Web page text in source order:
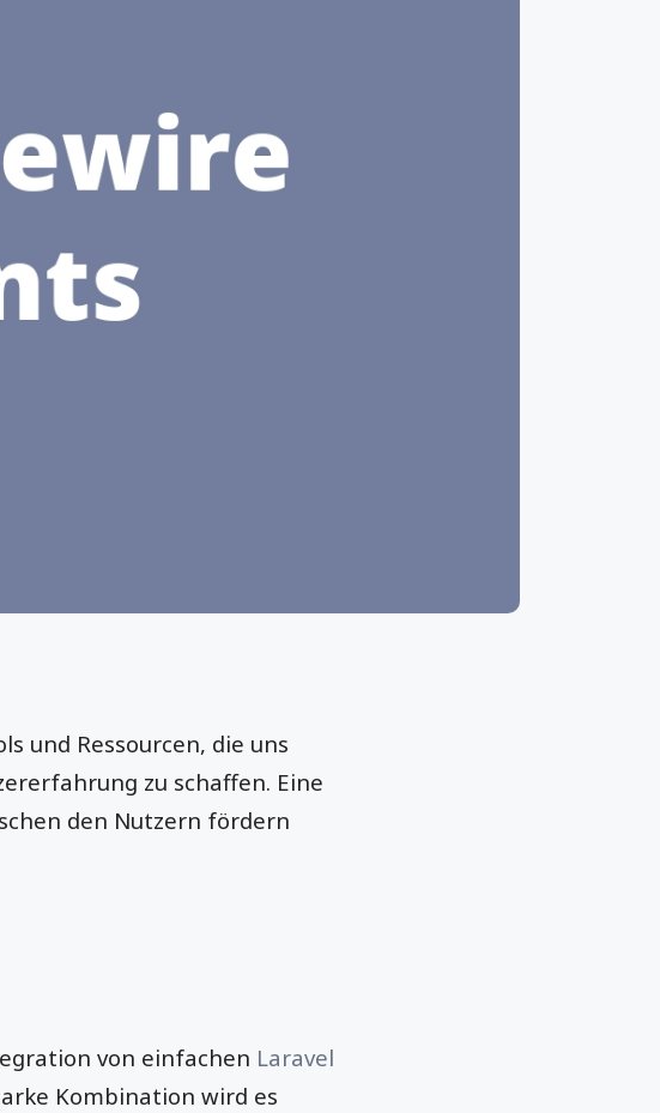
und Ressourcen, die uns
zu schaffen. Eine
den Nutzern fördern
von einfachen Laravel
Kombination wird es